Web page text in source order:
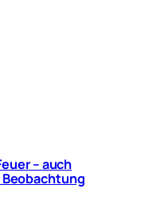
– auch